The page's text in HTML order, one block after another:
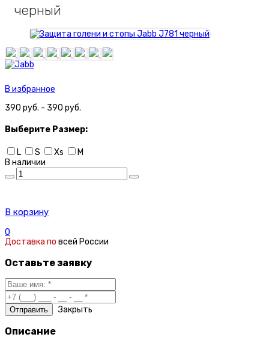
черный
В избранное
390 руб. - 390 руб.
Выберите Размер:
L S Xs
M
В наличии
В корзину
0
Доставка по всей России
Оставьте заявку
Закрыть
Описание